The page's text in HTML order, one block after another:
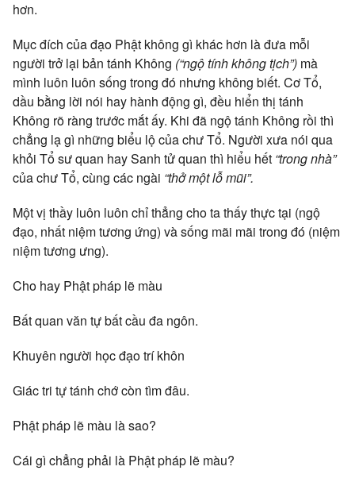
hơn.
Mục đích của đạo Phật không gì khác hơn là đưa mỗi
người trở lại bản tánh Không (“ngộ tính không tịch”) mà
mình luôn luôn sống trong đó nhưng không biết. Cơ Tổ,
dầu bằng lời nói hay hành động gì, đều hiển thị tánh
Không rõ ràng trước mắt ấy. Khi đã ngộ tánh Không rồi thì
chẳng lạ gì những biểu lộ của chư Tổ. Người xưa nói qua
khỏi Tổ sư quan hay Sanh tử quan thì hiểu hết “trong nhà”
của chư Tổ, cùng các ngài “thở một lỗ mũi”.
Một vị thầy luôn luôn chỉ thẳng cho ta thấy thực tại (ngộ
đạo, nhất niệm tương ứng) và sống mãi mãi trong đó (niệm
niệm tương ưng).
Cho hay Phật pháp lẽ màu
Bất quan văn tự bất cầu đa ngôn.
Khuyên người học đạo trí khôn
Giác tri tự tánh chớ còn tìm đâu.
Phật pháp lẽ màu là sao?
Cái gì chẳng phải là Phật pháp lẽ màu?